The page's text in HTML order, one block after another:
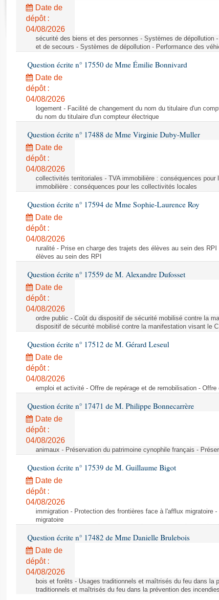
Rapports législatifs
Rapports sur l'application des lois
Baromètre de l’application des lois
Dossiers législatifs
Budget et sécurité sociale
Questions écrites et orales
Comptes rendus des débats
Date de
dépôt :
04/08/2026
sécurité des biens et des personnes - Systèmes de dépollution
et de secours - Systèmes de dépollution - Performance des
Question écrite n° 17550 de Mme Émilie Bonnivard
Date de
dépôt :
04/08/2026
logement - Facilité de changement du nom du titulaire d'un
du nom du titulaire d'un compteur électrique
Question écrite n° 17488 de Mme Virginie Duby-Muller
Date de
dépôt :
04/08/2026
collectivités territoriales - TVA immobilière : conséquences
immobilière : conséquences pour les collectivités locales
Question écrite n° 17594 de Mme Sophie-Laurence Roy
Date de
dépôt :
04/08/2026
ruralité - Prise en charge des trajets des élèves au sein des
élèves au sein des RPI
Question écrite n° 17559 de M. Alexandre Dufosset
Date de
dépôt :
04/08/2026
ordre public - Coût du dispositif de sécurité mobilisé contre la
dispositif de sécurité mobilisé contre la manifestation visant le
Question écrite n° 17512 de M. Gérard Leseul
Date de
dépôt :
04/08/2026
emploi et activité - Offre de repérage et de remobilisation -
Question écrite n° 17471 de M. Philippe Bonnecarrère
Date de
dépôt :
04/08/2026
animaux - Préservation du patrimoine cynophile français -
Question écrite n° 17539 de M. Guillaume Bigot
Date de
dépôt :
04/08/2026
immigration - Protection des frontières face à l'afflux migratoire
migratoire
Question écrite n° 17482 de Mme Danielle Brulebois
Date de
dépôt :
04/08/2026
bois et forêts - Usages traditionnels et maîtrisés du feu dans la
traditionnels et maîtrisés du feu dans la prévention des